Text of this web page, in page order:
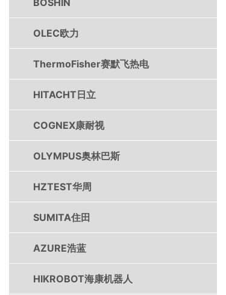
BOSHIN
OLEC欧力
ThermoFisher赛默飞热电
HITACHT日立
COGNEX康耐视
OLYMPUS奥林巴斯
HZTEST华周
SUMITA住田
AZURE浩蓝
HIKROBOT海康机器人